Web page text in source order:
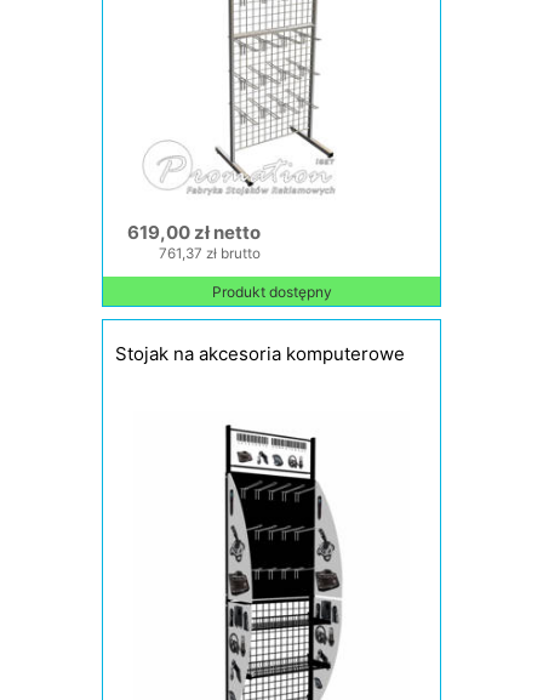
619,00 zł netto
761,37 zł brutto
Produkt dostępny
Stojak na akcesoria komputerowe